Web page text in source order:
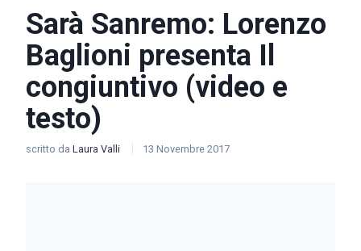
Sarà Sanremo: Lorenzo
Baglioni presenta Il
congiuntivo (video e
testo)
scritto da Laura Valli 13 Novembre 2017